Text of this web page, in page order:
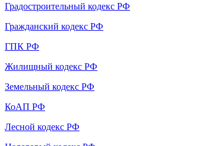
Градостроительный кодекс РФ
Гражданский кодекс РФ
ГПК РФ
Жилищный кодекс РФ
Земельный кодекс РФ
КоАП РФ
Лесной кодекс РФ